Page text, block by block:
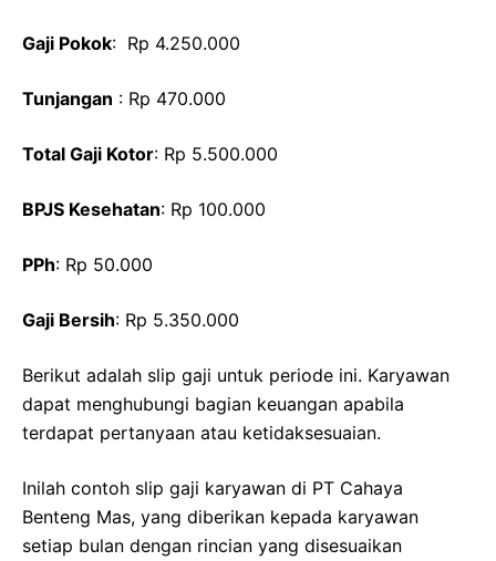
Gaji Pokok: Rp 4.250.000
Tunjangan : Rp 470.000
Total Gaji Kotor: Rp 5.500.000
BPJS Kesehatan: Rp 100.000
PPh: Rp 50.000
Gaji Bersih: Rp 5.350.000
Berikut adalah slip gaji untuk periode ini. Karyawan
dapat menghubungi bagian keuangan apabila
terdapat pertanyaan atau ketidaksesuaian.
Inilah contoh slip gaji karyawan di PT Cahaya
Benteng Mas, yang diberikan kepada karyawan
setiap bulan dengan rincian yang disesuaikan